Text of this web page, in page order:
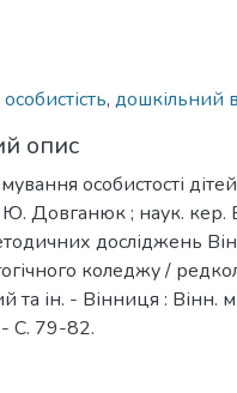
особистість, дошкільний
опис
особистості дітей
Ю. Довганюк ; наук. кер.
досліджень
коледжу /
та ін. - Вінниця : Вінн.
С. 79-82.